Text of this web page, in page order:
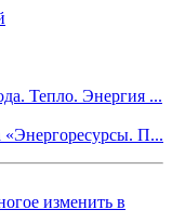
Тепло. Энергия ...
«Энергоресурсы. П...
изменить в